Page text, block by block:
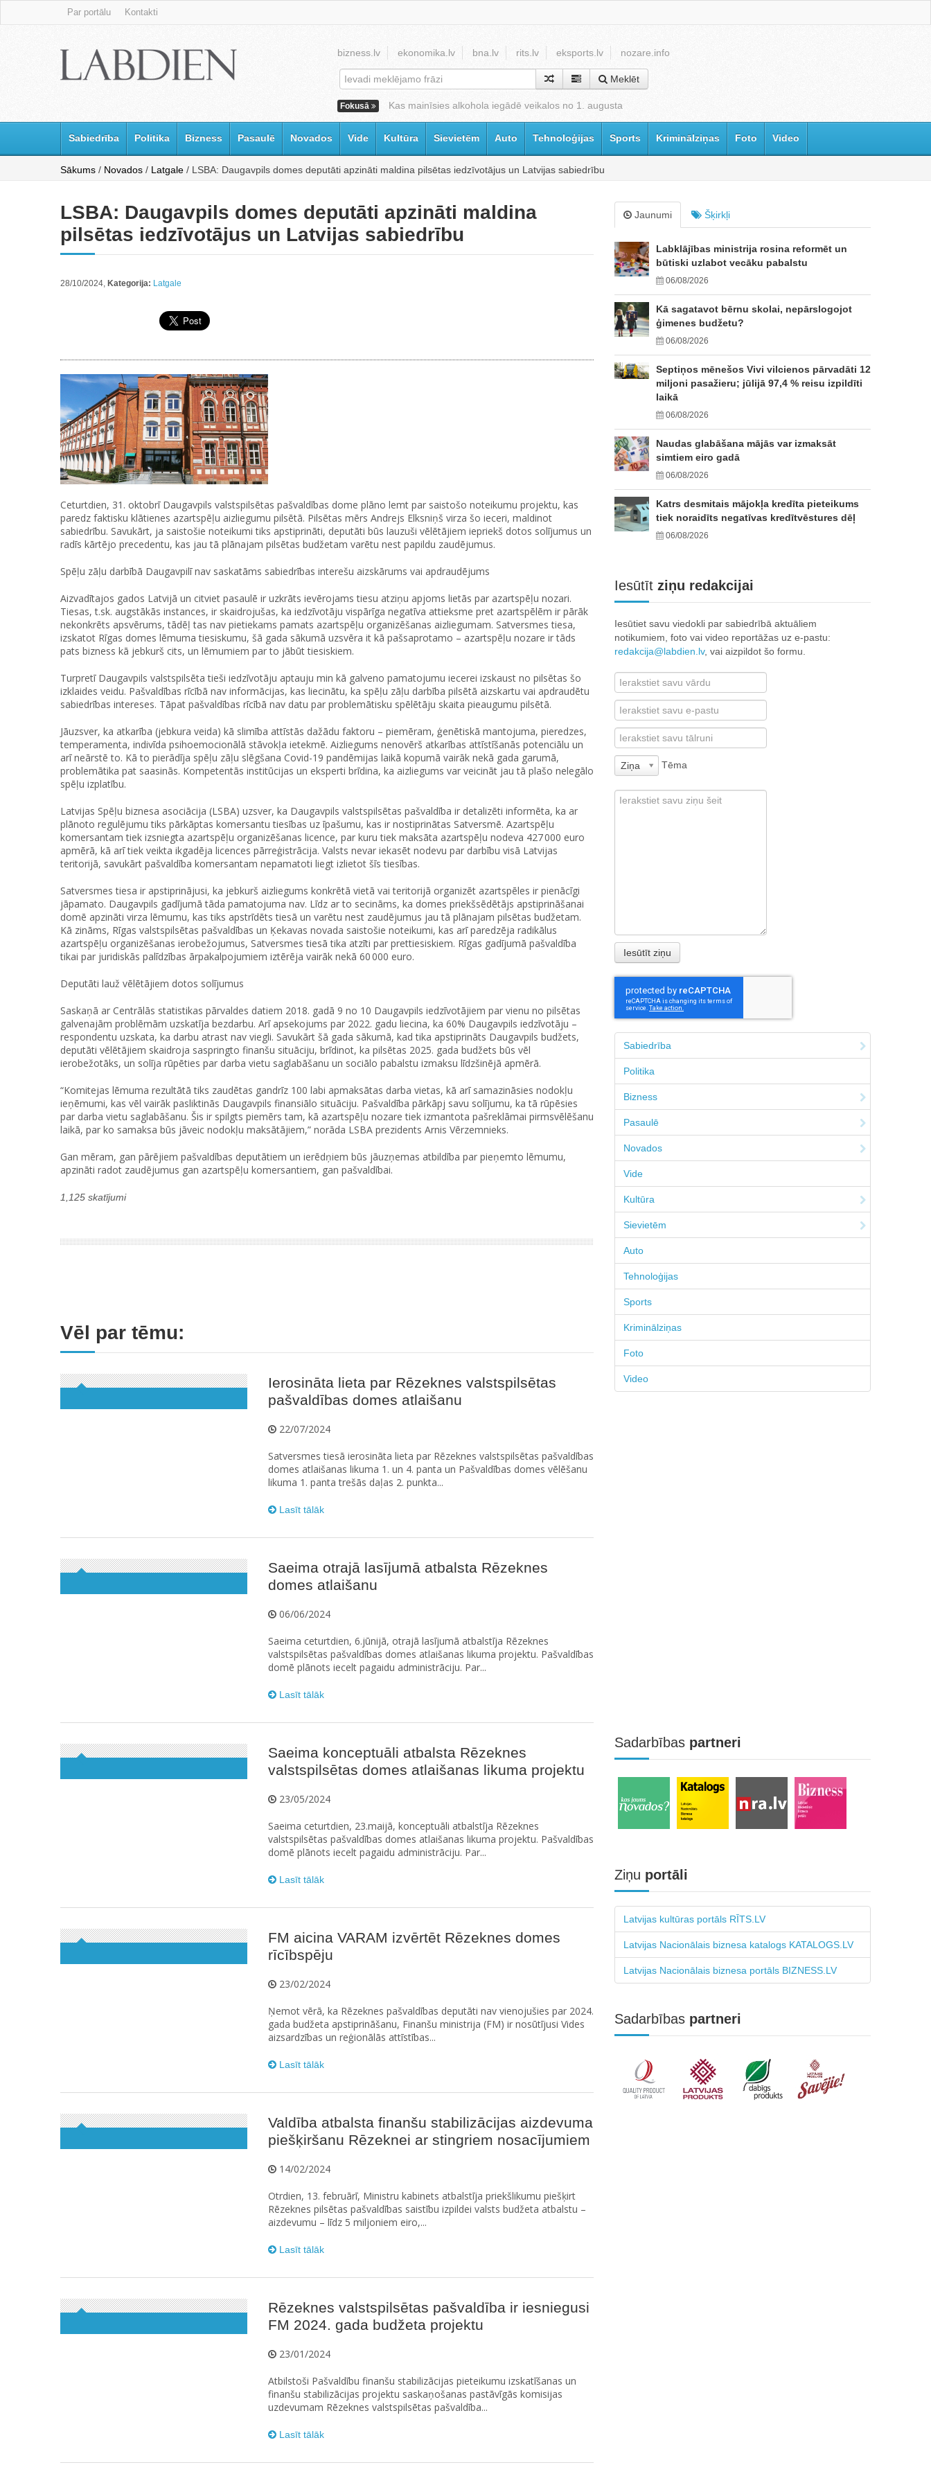
Par portālu Kontakti
bizness.lv ekonomika.lv bna.lv rits.lv eksports.lv nozare.info
Meklēt
Fokusā Kas mainīsies alkohola iegādē veikalos no 1. augusta
Sabiedrība Politika Bizness Pasaulē Novados Vide Kultūra Sievietēm Auto Tehnoloģijas Sports Kriminālziņas Foto Video
Sākums / Novados / Latgale / LSBA: Daugavpils domes deputāti apzināti maldina pilsētas iedzīvotājus un Latvijas sabiedrību
LSBA: Daugavpils domes deputāti apzināti maldina
pilsētas iedzīvotājus un Latvijas sabiedrību
28/10/2024, Kategorija: Latgale
Ceturtdien, 31. oktobrī Daugavpils valstspilsētas pašvaldības dome plāno lemt par saistošo noteikumu projektu, kas
paredz faktisku klātienes azartspēļu aizliegumu pilsētā. Pilsētas mērs Andrejs Elksniņš virza šo ieceri, maldinot
sabiedrību. Savukārt, ja saistošie noteikumi tiks apstiprināti, deputāti būs lauzuši vēlētājiem iepriekš dotos solījumus un
radīs kārtējo precedentu, kas jau tā plānajam pilsētas budžetam varētu nest papildu zaudējumus.
Spēļu zāļu darbībā Daugavpilī nav saskatāms sabiedrības interešu aizskārums vai apdraudējums
Aizvadītajos gados Latvijā un citviet pasaulē ir uzkrāts ievērojams tiesu atziņu apjoms lietās par azartspēļu nozari.
Tiesas, t.sk. augstākās instances, ir skaidrojušas, ka iedzīvotāju vispārīga negatīva attieksme pret azartspēlēm ir pārāk
nekonkrēts apsvērums, tādēļ tas nav pietiekams pamats azartspēļu organizēšanas aizliegumam. Satversmes tiesa,
izskatot Rīgas domes lēmuma tiesiskumu, šā gada sākumā uzsvēra it kā pašsaprotamo – azartspēļu nozare ir tāds
pats bizness kā jebkurš cits, un lēmumiem par to jābūt tiesiskiem.
Turpretī Daugavpils valstspilsēta tieši iedzīvotāju aptauju min kā galveno pamatojumu iecerei izskaust no pilsētas šo
izklaides veidu. Pašvaldības rīcībā nav informācijas, kas liecinātu, ka spēļu zāļu darbība pilsētā aizskartu vai apdraudētu
sabiedrības intereses. Tāpat pašvaldības rīcībā nav datu par problemātisku spēlētāju skaita pieaugumu pilsētā.
Jāuzsver, ka atkarība (jebkura veida) kā slimība attīstās dažādu faktoru – piemēram, ģenētiskā mantojuma, pieredzes,
temperamenta, indivīda psihoemocionālā stāvokļa ietekmē. Aizliegums nenovērš atkarības attīstīšanās potenciālu un
arī neārstē to. Kā to pierādīja spēļu zāļu slēgšana Covid-19 pandēmijas laikā kopumā vairāk nekā gada garumā,
problemātika pat saasinās. Kompetentās institūcijas un eksperti brīdina, ka aizliegums var veicināt jau tā plašo nelegālo
spēļu izplatību.
Latvijas Spēļu biznesa asociācija (LSBA) uzsver, ka Daugavpils valstspilsētas pašvaldība ir detalizēti informēta, ka ar
plānoto regulējumu tiks pārkāptas komersantu tiesības uz īpašumu, kas ir nostiprinātas Satversmē. Azartspēļu
komersantam tiek izsniegta azartspēļu organizēšanas licence, par kuru tiek maksāta azartspēļu nodeva 427 000 euro
apmērā, kā arī tiek veikta ikgadēja licences pārreģistrācija. Valsts nevar iekasēt nodevu par darbību visā Latvijas
teritorijā, savukārt pašvaldība komersantam nepamatoti liegt izlietot šīs tiesības.
Satversmes tiesa ir apstiprinājusi, ka jebkurš aizliegums konkrētā vietā vai teritorijā organizēt azartspēles ir pienācīgi
jāpamato. Daugavpils gadījumā tāda pamatojuma nav. Līdz ar to secināms, ka domes priekšsēdētājs apstiprināšanai
domē apzināti virza lēmumu, kas tiks apstrīdēts tiesā un varētu nest zaudējumus jau tā plānajam pilsētas budžetam.
Kā zināms, Rīgas valstspilsētas pašvaldības un Ķekavas novada saistošie noteikumi, kas arī paredzēja radikālus
azartspēļu organizēšanas ierobežojumus, Satversmes tiesā tika atzīti par prettiesiskiem. Rīgas gadījumā pašvaldība
tikai par juridiskās palīdzības ārpakalpojumiem iztērēja vairāk nekā 60 000 euro.
Deputāti lauž vēlētājiem dotos solījumus
Saskaņā ar Centrālās statistikas pārvaldes datiem 2018. gadā 9 no 10 Daugavpils iedzīvotājiem par vienu no pilsētas
galvenajām problēmām uzskatīja bezdarbu. Arī apsekojums par 2022. gadu liecina, ka 60% Daugavpils iedzīvotāju –
respondentu uzskata, ka darbu atrast nav viegli. Savukārt šā gada sākumā, kad tika apstiprināts Daugavpils budžets,
deputāti vēlētājiem skaidroja saspringto finanšu situāciju, brīdinot, ka pilsētas 2025. gada budžets būs vēl
ierobežotāks, un solīja rūpēties par darba vietu saglabāšanu un sociālo pabalstu izmaksu līdzšinējā apmērā.
“Komitejas lēmuma rezultātā tiks zaudētas gandrīz 100 labi apmaksātas darba vietas, kā arī samazināsies nodokļu
ieņēmumi, kas vēl vairāk pasliktinās Daugavpils finansiālo situāciju. Pašvaldība pārkāpj savu solījumu, ka tā rūpēsies
par darba vietu saglabāšanu. Šis ir spilgts piemērs tam, kā azartspēļu nozare tiek izmantota pašreklāmai pirmsvēlēšanu
laikā, par ko samaksa būs jāveic nodokļu maksātājiem,” norāda LSBA prezidents Arnis Vērzemnieks.
Gan mēram, gan pārējiem pašvaldības deputātiem un ierēdņiem būs jāuzņemas atbildība par pieņemto lēmumu,
apzināti radot zaudējumus gan azartspēļu komersantiem, gan pašvaldībai.
1,125 skatījumi
Vēl par tēmu:
Ierosināta lieta par Rēzeknes valstspilsētas
pašvaldības domes atlaišanu
22/07/2024
Satversmes tiesā ierosināta lieta par Rēzeknes valstspilsētas pašvaldības
domes atlaišanas likuma 1. un 4. panta un Pašvaldības domes vēlēšanu
likuma 1. panta trešās daļas 2. punkta...
Lasīt tālāk
Saeima otrajā lasījumā atbalsta Rēzeknes
domes atlaišanu
06/06/2024
Saeima ceturtdien, 6.jūnijā, otrajā lasījumā atbalstīja Rēzeknes
valstspilsētas pašvaldības domes atlaišanas likuma projektu. Pašvaldības
domē plānots iecelt pagaidu administrāciju. Par...
Lasīt tālāk
Saeima konceptuāli atbalsta Rēzeknes
valstspilsētas domes atlaišanas likuma projektu
23/05/2024
Saeima ceturtdien, 23.maijā, konceptuāli atbalstīja Rēzeknes
valstspilsētas pašvaldības domes atlaišanas likuma projektu. Pašvaldības
domē plānots iecelt pagaidu administrāciju. Par...
Lasīt tālāk
FM aicina VARAM izvērtēt Rēzeknes domes
rīcībspēju
23/02/2024
Ņemot vērā, ka Rēzeknes pašvaldības deputāti nav vienojušies par 2024.
gada budžeta apstiprināšanu, Finanšu ministrija (FM) ir nosūtījusi Vides
aizsardzības un reģionālās attīstības...
Lasīt tālāk
Valdība atbalsta finanšu stabilizācijas aizdevuma
piešķiršanu Rēzeknei ar stingriem nosacījumiem
14/02/2024
Otrdien, 13. februārī, Ministru kabinets atbalstīja priekšlikumu piešķirt
Rēzeknes pilsētas pašvaldības saistību izpildei valsts budžeta atbalstu –
aizdevumu – līdz 5 miljoniem eiro,...
Lasīt tālāk
Rēzeknes valstspilsētas pašvaldība ir iesniegusi
FM 2024. gada budžeta projektu
23/01/2024
Atbilstoši Pašvaldību finanšu stabilizācijas pieteikumu izskatīšanas un
finanšu stabilizācijas projektu saskaņošanas pastāvīgās komisijas
uzdevumam Rēzeknes valstspilsētas pašvaldība...
Lasīt tālāk
Jaunumi Šķirkļi
Labklājības ministrija rosina reformēt un
būtiski uzlabot vecāku pabalstu
06/08/2026
Kā sagatavot bērnu skolai, nepārslogojot
ģimenes budžetu?
06/08/2026
Septiņos mēnešos Vivi vilcienos pārvadāti 12
miljoni pasažieru; jūlijā 97,4 % reisu izpildīti
laikā
06/08/2026
Naudas glabāšana mājās var izmaksāt
simtiem eiro gadā
06/08/2026
Katrs desmitais mājokļa kredīta pieteikums
tiek noraidīts negatīvas kredītvēstures dēļ
06/08/2026
Iesūtīt ziņu redakcijai
Iesūtiet savu viedokli par sabiedrībā aktuāliem
notikumiem, foto vai video reportāžas uz e-pastu:
redakcija@labdien.lv, vai aizpildot šo formu.
Ziņa Tēma
Sabiedrība
Politika
Bizness
Pasaulē
Novados
Vide
Kultūra
Sievietēm
Auto
Tehnoloģijas
Sports
Kriminālziņas
Foto
Video
Sadarbības partneri
Ziņu portāli
Latvijas kultūras portāls RĪTS.LV
Latvijas Nacionālais biznesa katalogs KATALOGS.LV
Latvijas Nacionālais biznesa portāls BIZNESS.LV
Sadarbības partneri